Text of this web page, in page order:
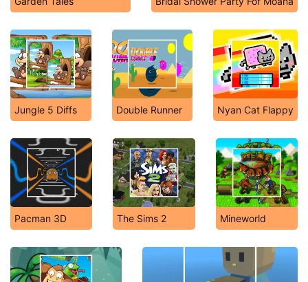
Jungle 5 Diffs Double Runner Nyan Cat Flappy
Pacman 3D The Sims 2 Mineworld